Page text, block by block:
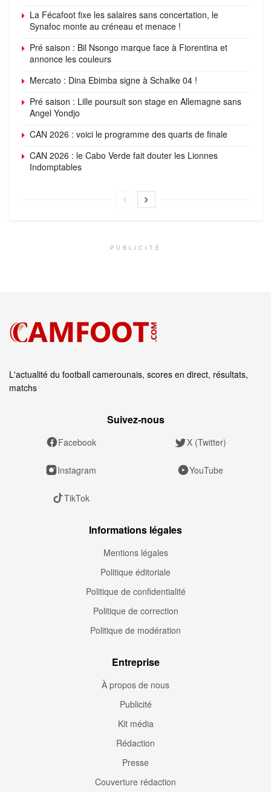
La Fécafoot fixe les salaires sans concertation, le
Synafoc monte au créneau et menace !
Pré saison : Bil Nsongo marque face à Fiorentina et
annonce les couleurs
Mercato : Dina Ebimba signe à Schalke 04 !
Pré saison : Lille poursuit son stage en Allemagne sans
Angel Yondjo
CAN 2026 : voici le programme des quarts de finale
CAN 2026 : le Cabo Verde fait douter les Lionnes
Indomptables
PUBLICITÉ
L'actualité du football camerounais, scores en direct, résultats,
matchs
Suivez‑nous
Facebook X (Twitter)
Instagram YouTube
TikTok
Informations légales
Mentions légales
Politique éditoriale
Politique de confidentialité
Politique de correction
Politique de modération
Entreprise
À propos de nous
Publicité
Kit média
Rédaction
Presse
Couverture rédaction